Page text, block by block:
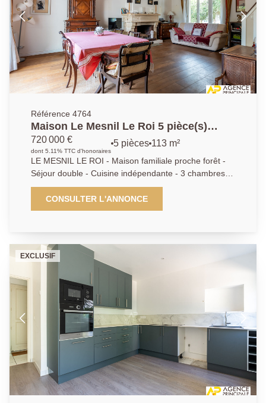
Référence 4764
Maison Le Mesnil Le Roi 5 pièce(s)
113.65 m2
720 000 €
dont 5.11% TTC d'honoraires
5 pièces 113 m²
LE MESNIL LE ROI - Maison familiale proche forêt -
Séjour double - Cuisine indépendante - 3 chambres
dont une suite parentale avec salle d'eau - Salle de
bains - Jardin - Double garage Agence Principale - AP
01.39.62.04.04
CONSULTER L'ANNONCE
EXCLUSIF